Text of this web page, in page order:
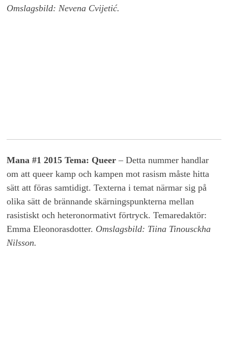
Omslagsbild: Nevena Cvijetić.
Mana #1 2015 Tema: Queer – Detta nummer handlar
om att queer kamp och kampen mot rasism måste hitta
sätt att föras samtidigt. Texterna i temat närmar sig på
olika sätt de brännande skärningspunkterna mellan
rasistiskt och heteronormativt förtryck. Temaredaktör:
Emma Eleonorasdotter. Omslagsbild: Tiina Tinousckha
Nilsson.